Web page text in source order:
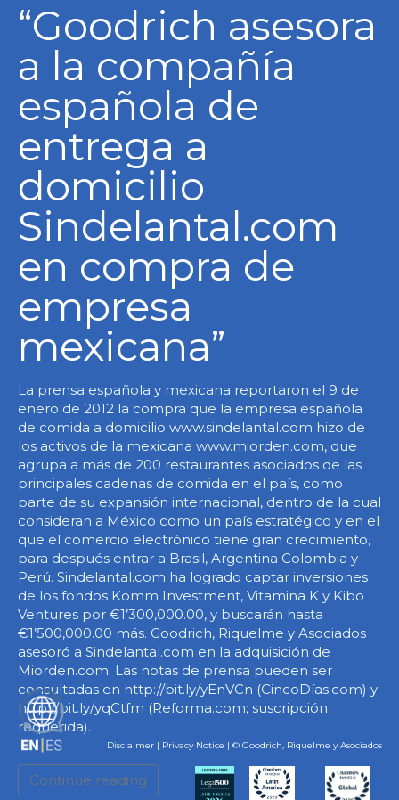
“Goodrich asesora
a la compañía
española de
entrega a
domicilio
Sindelantal.com
en compra de
empresa
mexicana”
La prensa española y mexicana reportaron el 9 de
enero de 2012 la compra que la empresa española
de comida a domicilio www.sindelantal.com hizo de
los activos de la mexicana www.miorden.com, que
agrupa a más de 200 restaurantes asociados de las
principales cadenas de comida en el país, como
parte de su expansión internacional, dentro de la cual
consideran a México como un país estratégico y en el
que el comercio electrónico tiene gran crecimiento,
para después entrar a Brasil, Argentina Colombia y
Perú. Sindelantal.com ha logrado captar inversiones
de los fondos Komm Investment, Vitamina K y Kibo
Ventures por €1’300,000.00, y buscarán hasta
€1’500,000.00 más. Goodrich, Riquelme y Asociados
asesoró a Sindelantal.com en la adquisición de
Miorden.com. Las notas de prensa pueden ser
consultadas en http://bit.ly/yEnVCn (CincoDías.com) y
http://bit.ly/yqCtfm (Reforma.com; suscripción
requerida).
Continue reading
ES
Disclaimer| Privacy Notice | © Goodrich, Riquelme y Asociados